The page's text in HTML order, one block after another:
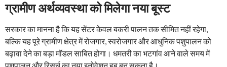
ग्रामीण अर्थव्यवस्था को मिलेगा नया बूस्ट
सरकार का मानना है कि यह सेंटर केवल बकरी पालन तक सीमित नहीं रहेगा,
बल्कि यह पूरे ग्रामीण क्षेत्र में रोजगार, स्वरोजगार और आधुनिक पशुपालन को
बढ़ावा देने का बड़ा मॉडल साबित होगा। धमतरी का भटगांव आने वाले समय में